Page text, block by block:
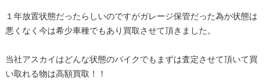
１年放置状態だったらしいのですがガレージ保管だった為か状態は
悪くなく今は希少車種でもあり買取させて頂きました。
当社アスカイはどんな状態のバイクでもまずは査定させて頂いて買
い取れる物は高額買取！！